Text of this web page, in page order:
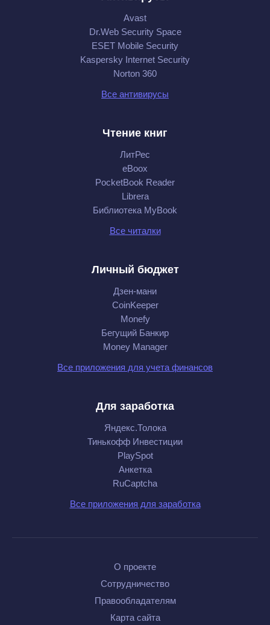
Avast
Dr.Web Security Space
ESET Mobile Security
Kaspersky Internet Security
Norton 360
Все антивирусы
Чтение книг
ЛитРес
eBoox
PocketBook Reader
Librera
Библиотека MyBook
Все читалки
Личный бюджет
Дзен-мани
CoinKeeper
Monefy
Бегущий Банкир
Money Manager
Все приложения для учета финансов
Для заработка
Яндекс.Толока
Тинькофф Инвестиции
PlaySpot
Анкетка
RuCaptcha
Все приложения для заработка
О проекте
Сотрудничество
Правообладателям
Карта сайта